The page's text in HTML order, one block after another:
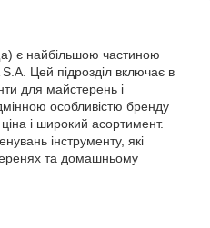
є найбільшою частиною
S.A. Цей підрозділ включає в
для майстерень і
особливістю бренду
і широкий асортимент.
інструменту, які
та домашньому